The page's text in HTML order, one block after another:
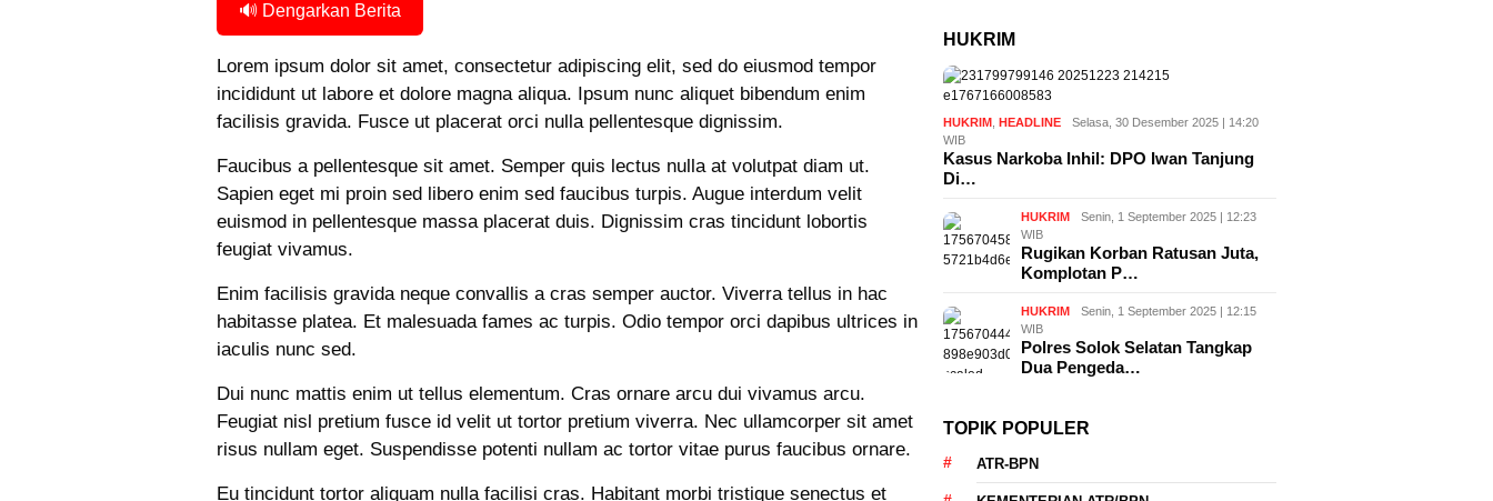
🔊 Dengarkan Berita
Lorem ipsum dolor sit amet, consectetur adipiscing elit, sed do eiusmod tempor
incididunt ut labore et dolore magna aliqua. Ipsum nunc aliquet bibendum enim
facilisis gravida. Fusce ut placerat orci nulla pellentesque dignissim.
Faucibus a pellentesque sit amet. Semper quis lectus nulla at volutpat diam ut.
Sapien eget mi proin sed libero enim sed faucibus turpis. Augue interdum velit
euismod in pellentesque massa placerat duis. Dignissim cras tincidunt lobortis
feugiat vivamus.
Enim facilisis gravida neque convallis a cras semper auctor. Viverra tellus in hac
habitasse platea. Et malesuada fames ac turpis. Odio tempor orci dapibus ultrices in
iaculis nunc sed.
Dui nunc mattis enim ut tellus elementum. Cras ornare arcu dui vivamus arcu.
Feugiat nisl pretium fusce id velit ut tortor pretium viverra. Nec ullamcorper sit amet
risus nullam eget. Suspendisse potenti nullam ac tortor vitae purus faucibus ornare.
Eu tincidunt tortor aliquam nulla facilisi cras. Habitant morbi tristique senectus et
HUKRIM
HUKRIM HEADLINE
Selasa, 30 Desember 2025 | 14:20
WIB
Kasus Narkoba Inhil: DPO Iwan Tanjung
Di…
HUKRIM
Senin, 1 September 2025 | 12:23
WIB
Rugikan Korban Ratusan Juta,
Komplotan P…
HUKRIM
Senin, 1 September 2025 | 12:15
WIB
Polres Solok Selatan Tangkap
Dua Pengeda…
TOPIK POPULER
ATR-BPN